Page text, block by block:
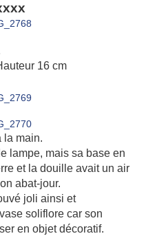
16 cm
la main.
lampe, mais sa base en
et la douille avait un air
abat-jour.
joli ainsi et
soliflore car son
en objet décoratif.